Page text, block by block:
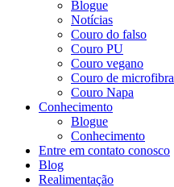
Blogue
Notícias
Couro do falso
Couro PU
Couro vegano
Couro de microfibra
Couro Napa
Conhecimento
Blogue
Conhecimento
Entre em contato conosco
Blog
Realimentação